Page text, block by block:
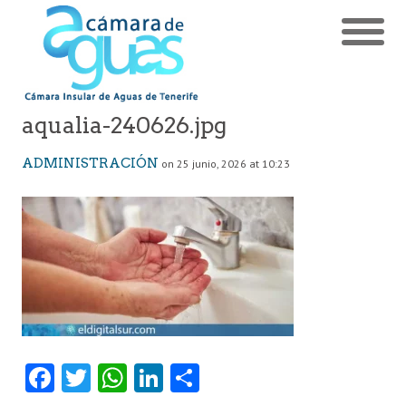
aqualia-240626.jpg
ADMINISTRACIÓN on 25 junio, 2026 at 10:23
Fa T W Li